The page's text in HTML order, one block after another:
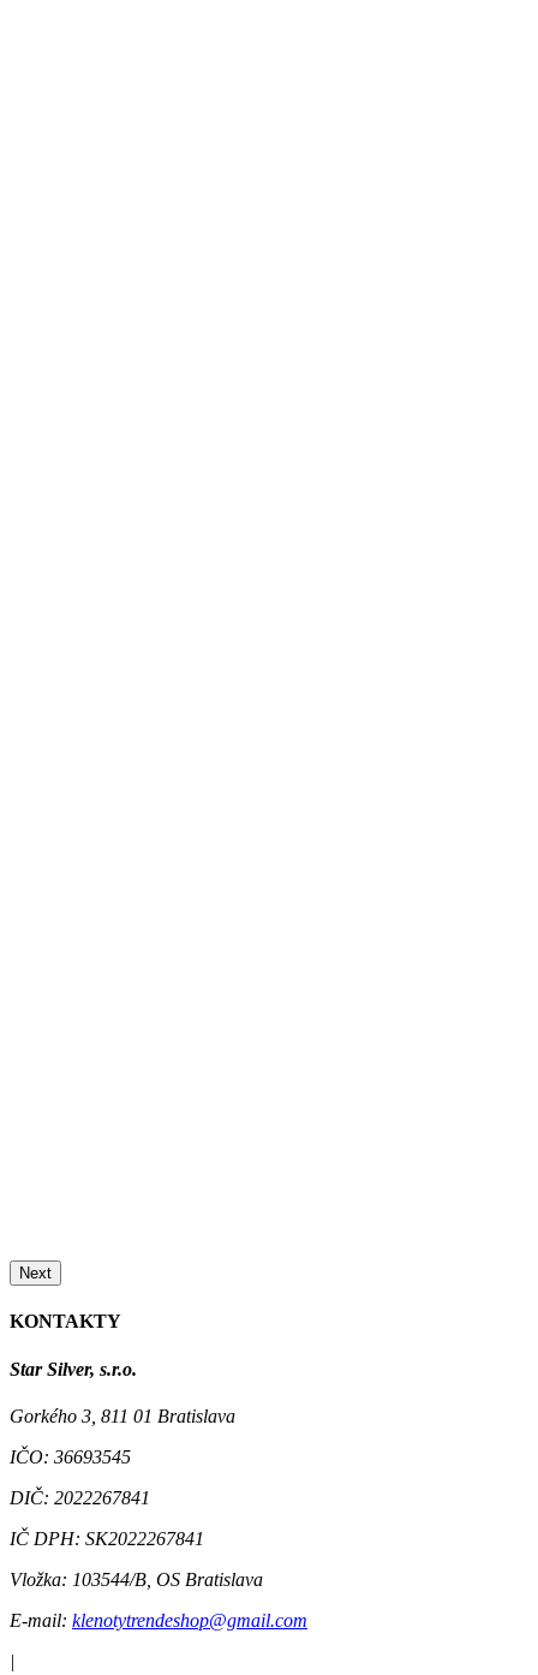
Next
KONTAKTY
Star Silver, s.r.o.
Gorkého 3, 811 01 Bratislava
IČO: 36693545
DIČ: 2022267841
IČ DPH: SK2022267841
Vložka: 103544/B, OS Bratislava
E-mail: klenotytrendeshop@gmail.com
|